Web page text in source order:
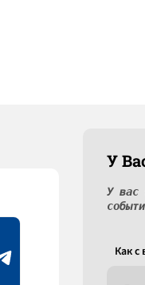
У
У вас
Как c